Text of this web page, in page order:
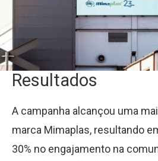
Resultados
A campanha alcançou uma
marca Mimaplas, resultando
30% no engajamento na